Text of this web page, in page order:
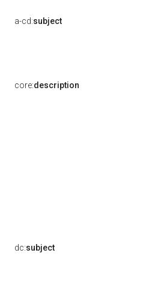
a-cd:subject
core:description
dc:subject